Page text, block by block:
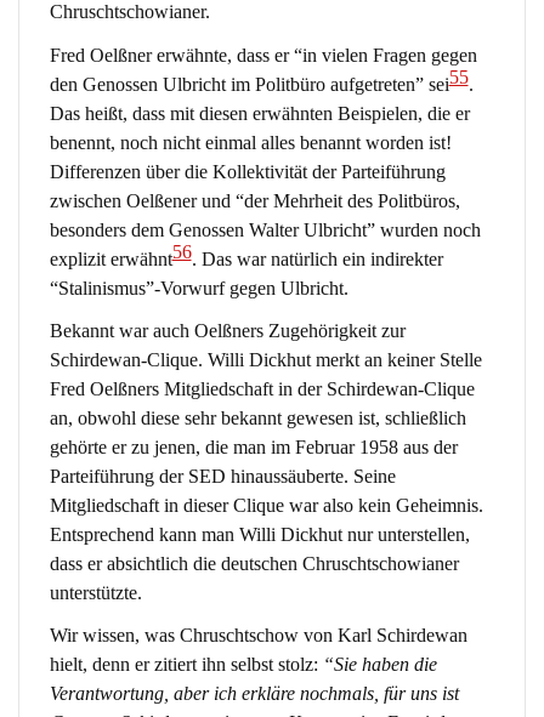
Chruschtschowianer.
Fred Oelßner erwähnte, dass er “in vielen Fragen gegen
den Genossen Ulbricht im Politbüro aufgetreten” sei55.
Das heißt, dass mit diesen erwähnten Beispielen, die er
benennt, noch nicht einmal alles benannt worden ist!
Differenzen über die Kollektivität der Parteiführung
zwischen Oelßener und “der Mehrheit des Politbüros,
besonders dem Genossen Walter Ulbricht” wurden noch
explizit erwähnt56. Das war natürlich ein indirekter
“Stalinismus”-Vorwurf gegen Ulbricht.
Bekannt war auch Oelßners Zugehörigkeit zur
Schirdewan-Clique. Willi Dickhut merkt an keiner Stelle
Fred Oelßners Mitgliedschaft in der Schirdewan-Clique
an, obwohl diese sehr bekannt gewesen ist, schließlich
gehörte er zu jenen, die man im Februar 1958 aus der
Parteiführung der SED hinaussäuberte. Seine
Mitgliedschaft in dieser Clique war also kein Geheimnis.
Entsprechend kann man Willi Dickhut nur unterstellen,
dass er absichtlich die deutschen Chruschtschowianer
unterstützte.
Wir wissen, was Chruschtschow von Karl Schirdewan
hielt, denn er zitiert ihn selbst stolz: “Sie haben die
Verantwortung, aber ich erkläre nochmals, für uns ist